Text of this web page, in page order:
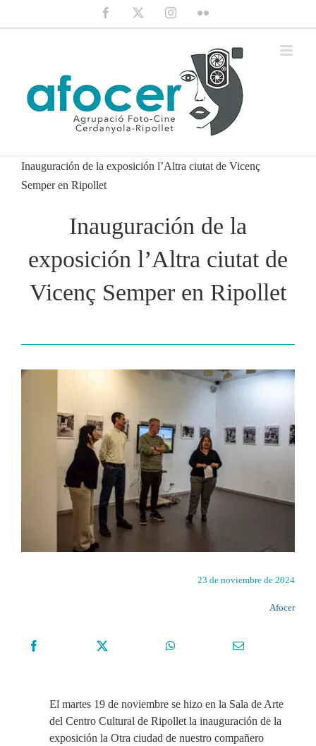
Facebook InstagramFlickr
Inauguración de la exposición l’Altra ciutat de Vicenç
Semper en Ripollet
Inauguración de la
exposición l’Altra ciutat de
Vicenç Semper en Ripollet
23 de noviembre de 2024
Afocer
El martes 19 de noviembre se hizo en la Sala de Arte
del Centro Cultural de Ripollet la inauguración de la
exposición la Otra ciudad de nuestro compañero